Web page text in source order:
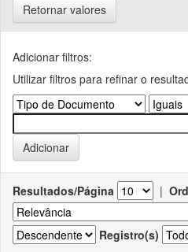
Retornar valores
Adicionar filtros:
Utilizar filtros para refinar o
Resultados/Página |
Registro(s)